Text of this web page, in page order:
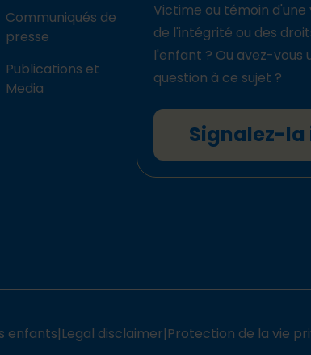
Communiqués de
presse
Publications et
Media
Victime ou témoin d'une
de l'intégrité ou des
l'enfant ? Ou avez-vous
question à ce sujet ?
Signalez-la
enfants|Legal disclaimer|Protection de la vie